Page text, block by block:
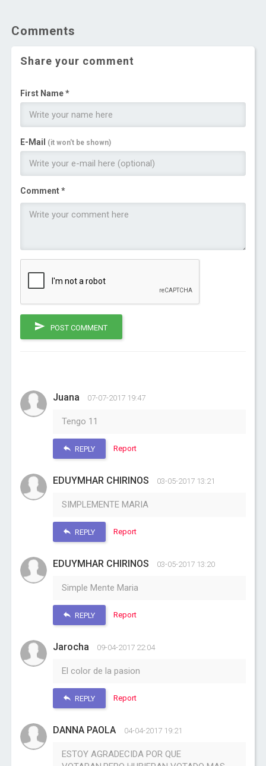
Comments
Share your comment
First Name *
E-Mail (it won't be shown)
Comment *
POST COMMENT
Juana 07-07-2017 19:47
Tengo 11
REPLY Report
EDUYMHAR CHIRINOS 03-05-2017 13:21
SIMPLEMENTE MARIA
REPLY Report
EDUYMHAR CHIRINOS 03-05-2017 13:20
Simple Mente Maria
REPLY Report
Jarocha 09-04-2017 22:04
El color de la pasion
REPLY Report
DANNA PAOLA 04-04-2017 19:21
ESTOY AGRADECIDA POR QUE